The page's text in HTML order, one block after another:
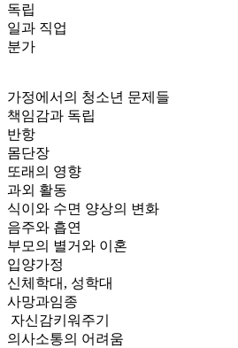
독립
일과 직업
분가
가정에서의 청소년 문제들
책임감과 독립
반항
몸단장
또래의 영향
과외 활동
식이와 수면 양상의 변화
음주와 흡연
부모의 별거와 이혼
입양가정
신체학대, 성학대
사망과임종
자신감키워주기
의사소통의 어려움